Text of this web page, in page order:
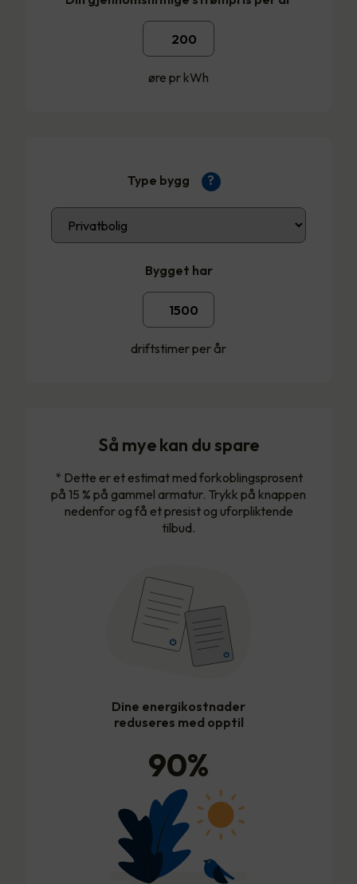
øre pr kWh
Type bygg ?
Bygget har
driftstimer per år
Så mye kan du spare
* Dette er et estimat med forkoblingsprosent
på 15 % på gammel armatur. Trykk på knappen
nedenfor og få et presist og uforpliktende
tilbud.
Dine energikostnader
reduseres med opptil
90%